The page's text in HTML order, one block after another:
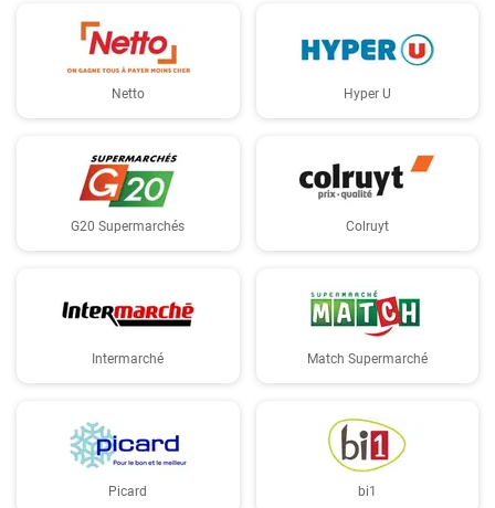
Netto Hyper U
G20 Supermarchés Colruyt
Intermarché Match Supermarché
Picard bi1